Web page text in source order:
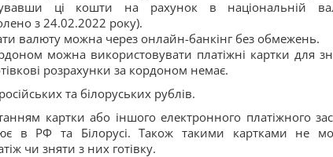
ці кошти на рахунок в національній
з 24.02.2022 року).
валюту можна через онлайн-банкінг без обмежень.
можна використовувати платіжні картки для
розрахунки за кордоном немає.
та білоруських рублів.
картки або іншого електронного платіжного
в РФ та Білорусі. Також такими картками не
чи зняти з них готівку.